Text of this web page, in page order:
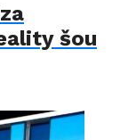
šou